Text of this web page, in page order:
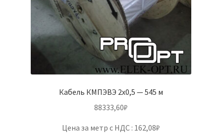
Кабель КМПЭВЭ 2х0,5 — 545 м
88333,60₽
Цена за метр с НДС : 162,08₽